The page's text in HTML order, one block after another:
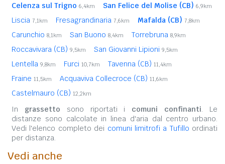
Celenza sul Trigno 6,4km San Felice del Molise (CB) 6,9km
Liscia 7,1km Fresagrandinaria 7,6km Mafalda (CB) 7,8km
Carunchio 8,1km San Buono 8,4km Torrebruna 8,9km
Roccavivara (CB) 9,5km San Giovanni Lipioni 9,5km
Lentella 9,8km Furci 10,7km Tavenna (CB) 11,4km
Fraine 11,5km Acquaviva Collecroce (CB) 11,6km
Castelmauro (CB) 12,2km
In grassetto sono riportati i comuni confinanti. Le
distanze sono calcolate in linea d'aria dal centro urbano.
Vedi l'elenco completo dei comuni limitrofi a Tufillo ordinati
per distanza.
Vedi anche